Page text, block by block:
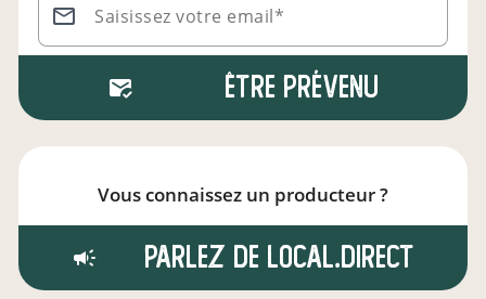
Saisissez votre email*
Être prévenu
Vous connaissez un producteur ?
Parlez de local.direct